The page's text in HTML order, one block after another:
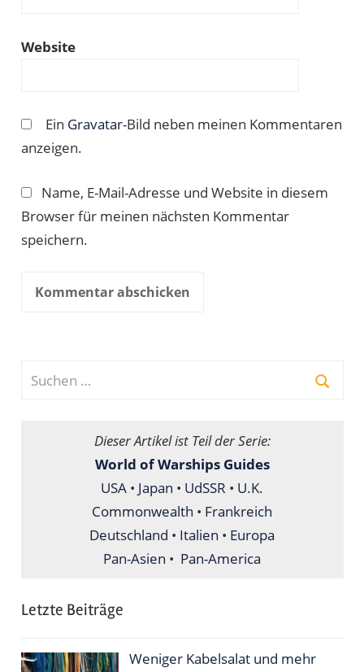
Website
Ein Gravatar-Bild neben meinen Kommentaren
anzeigen.
Name, E-Mail-Adresse und Website in diesem
Browser für meinen nächsten Kommentar
speichern.
Suchen
Dieser Artikel ist Teil der Serie:
World of Warships Guides
USA • Japan • UdSSR • U.K.
Commonwealth • Frankreich
Deutschland • Italien • Europa
Pan-Asien • Pan-America
Letzte Beiträge
Weniger Kabelsalat und mehr